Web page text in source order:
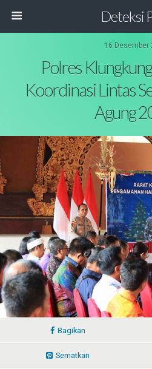
Deteksi
16 Desember
Polres
Koordinasi Lintas
Agung
Bagikan
Sematkan